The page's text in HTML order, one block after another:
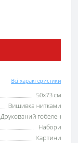
Всі характеристики
50х73 см
Вишивка нитками
Друкований гобелен
Набори
Картини